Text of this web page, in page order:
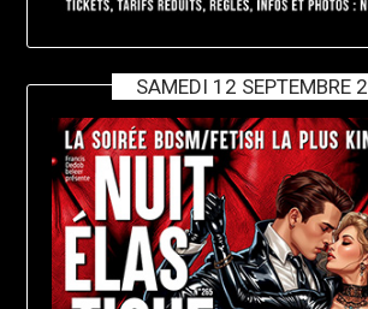
SAMEDI 12 SEPTEMBRE